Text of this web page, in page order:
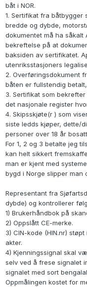
båt i NOR.
1. Sertifikat fra båtbygger
bredde og dybde,
dokumentet må ha såkalt
bekreftelse på at
baksiden av sertifikatet.
utenriksstasjoners
2. Overføringsdokument
båten er fullstendig
3. Sertifikat som
det nasjonale register
4. Skipsskjøte(r ) som
siste ledds kjøper, dette/
personer over 18 år
For 1, 2 og 3 betalte jeg
kan helt sikkert
man er kjent med
bygd i Norge slipper man
Representant fra
dybde) og kontrollerer
1) Brukerhåndbok på
2) Oppslått CE-merke.
3) CIN-kode (HIN.nr)
akter.
4) Kjenningssignal skal
selv ved å frese signalet
signalet med sort
Oppmålingen kostet for